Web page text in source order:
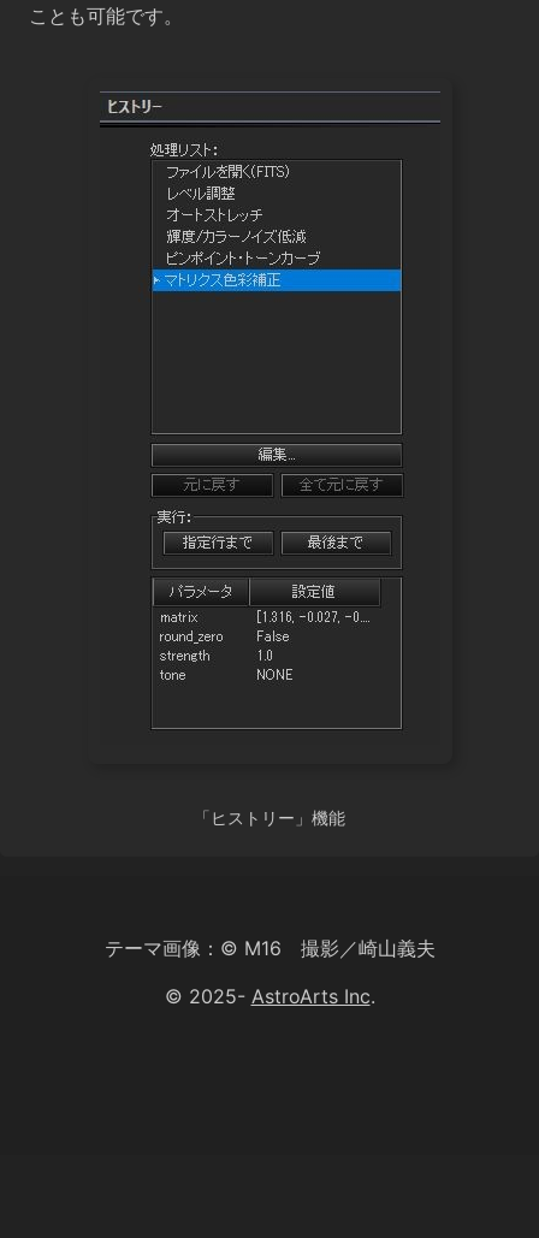
ことも可能です。
「ヒストリー」機能
テーマ画像：© M16 撮影／崎山義夫
© 2025- AstroArts Inc.